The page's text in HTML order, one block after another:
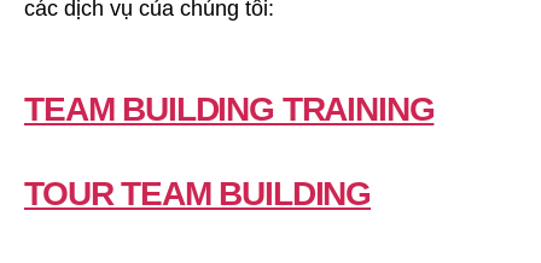
các dịch vụ của chúng tôi:
TEAM BUILDING TRAINING
TOUR TEAM BUILDING